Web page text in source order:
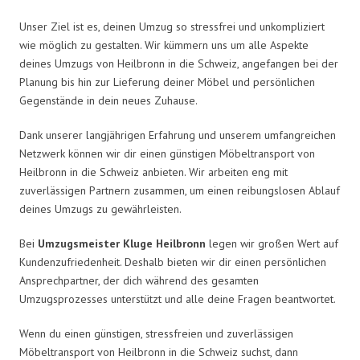
Unser Ziel ist es, deinen Umzug so stressfrei und unkompliziert
wie möglich zu gestalten. Wir kümmern uns um alle Aspekte
deines Umzugs von Heilbronn in die Schweiz, angefangen bei der
Planung bis hin zur Lieferung deiner Möbel und persönlichen
Gegenstände in dein neues Zuhause.
Dank unserer langjährigen Erfahrung und unserem umfangreichen
Netzwerk können wir dir einen günstigen Möbeltransport von
Heilbronn in die Schweiz anbieten. Wir arbeiten eng mit
zuverlässigen Partnern zusammen, um einen reibungslosen Ablauf
deines Umzugs zu gewährleisten.
Bei Umzugsmeister Kluge Heilbronn legen wir großen Wert auf
Kundenzufriedenheit. Deshalb bieten wir dir einen persönlichen
Ansprechpartner, der dich während des gesamten
Umzugsprozesses unterstützt und alle deine Fragen beantwortet.
Wenn du einen günstigen, stressfreien und zuverlässigen
Möbeltransport von Heilbronn in die Schweiz suchst, dann